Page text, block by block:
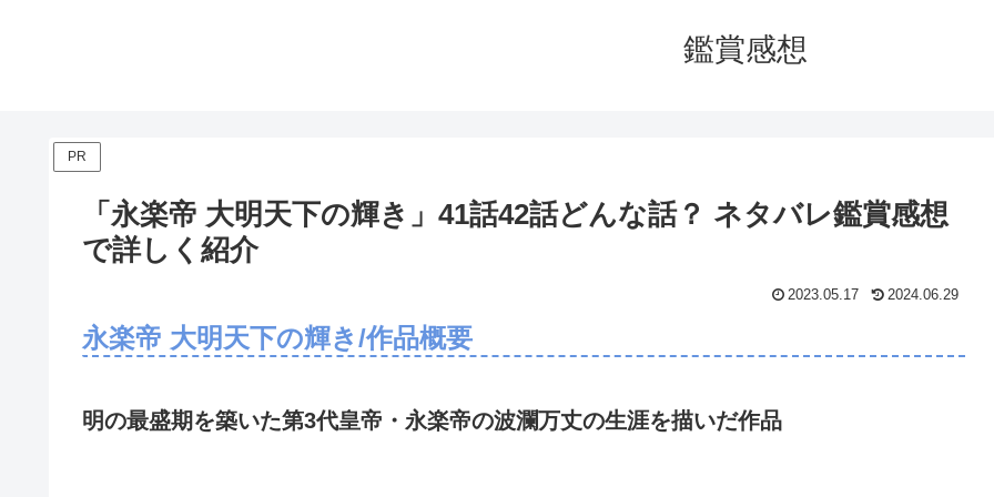
鑑賞感想
PR
「永楽帝 大明天下の輝き」41話42話どんな話？ ネタバレ鑑賞感想
で詳しく紹介
2023.05.17 2024.06.29
永楽帝 大明天下の輝き/作品概要
明の最盛期を築いた第3代皇帝・永楽帝の波瀾万丈の生涯を描いだ作品